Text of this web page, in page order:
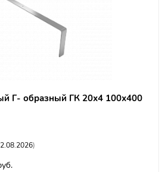
Г- образный ГК 20х4 100х400
)